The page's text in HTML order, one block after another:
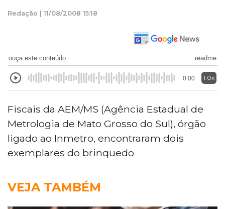
Redação | 11/08/2008 15:18
ouça este conteúdo readme
0:00 1.0x
Fiscais da AEM/MS (Agência Estadual de
Metrologia de Mato Grosso do Sul), órgão
ligado ao Inmetro, encontraram dois
exemplares do brinquedo
VEJA TAMBÉM